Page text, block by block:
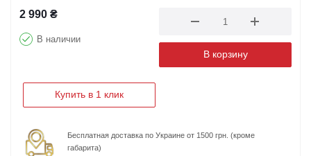
2 990 ₴
В наличии
В корзину
Купить в 1 клик
Бесплатная доставка по Украине от 1500 грн. (кроме
габарита)